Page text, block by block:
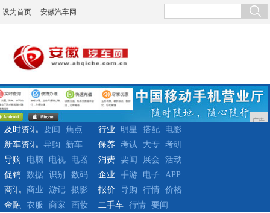
设为首页 安徽汽车网
广告
及时资讯 要闻
焦点
新车资讯
导购 新车
行业 明星 搭配
电影
保养
考试 大专
考研
导购
电脑 电视
电器
促销
数据 识别 数码
消费 要闻 展会
活动
企业
手游 电子
APP
商讯
商业 游记
摄影
金融
衣服 商家 画妆
报价 导购 行情
价格
二手车
行情 要闻